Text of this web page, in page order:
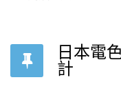
日本電
計